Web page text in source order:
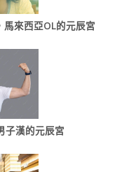
來西亞OL的元辰宮
子漢的元辰宮